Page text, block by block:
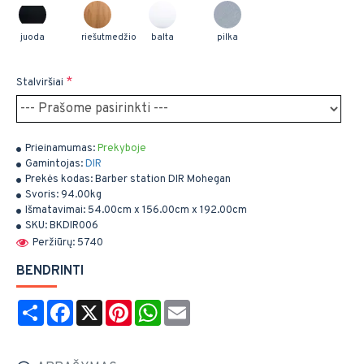
Prieinamumas:Prekyboje
Gamintojas:DIR
Prekės kodas:Barber station DIR Mohegan
Svoris:94.00kg
Išmatavimai: 54.00cm x 156.00cm x 192.00cm
SKU:BKDIR006
Peržiūrų: 5740
juoda riešutmedžio balta pilka
Stalviršiai
BENDRINTI
Share Facebook
X PinterestWhatsApp